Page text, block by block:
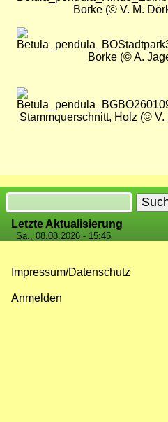
Borke (© V. M.
Bild
Borke (© A.
Bild
Stammquerschnitt, Holz (© V.
Suche
Letzte Aktualisierung
Sa., 08.08.2026 - 15:45
Impressum/Datenschutz
Anmelden